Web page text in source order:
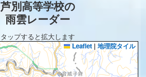
芦別高等学校の
雨雲レーダー
タップすると拡大します
Leaflet | 地理院タイル